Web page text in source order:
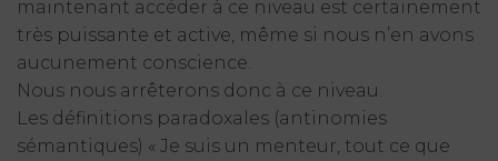
maintenant accéder à ce niveau est certainement
très puissante et active, même si nous n’en avons
aucunement conscience.
Nous nous arrêterons donc à ce niveau.
Les définitions paradoxales (antinomies
sémantiques) « Je suis un menteur, tout ce que